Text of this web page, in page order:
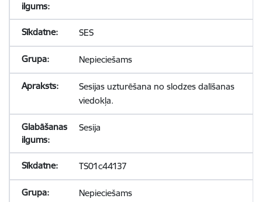
SES
Nepieciešams
Sesijas uzturēšana no slodzes dalīšanas
viedokļa.
Sesija
TS01c44137
Nepieciešams